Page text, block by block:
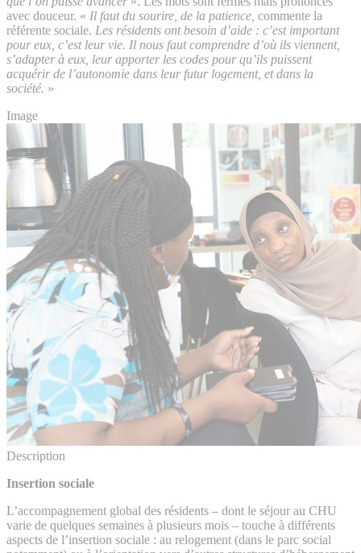
avec douceur. « Il faut du sourire, de la patience, commente la
référente sociale. Les résidents ont besoin d’aide : c’est important
pour eux, c’est leur vie. Il nous faut comprendre d’où ils viennent,
s’adapter à eux, leur apporter les codes pour qu’ils puissent
acquérir de l’autonomie dans leur futur logement, et dans la
société. »
Image
Description
Insertion sociale
L’accompagnement global des résidents – dont le séjour au CHU
varie de quelques semaines à plusieurs mois – touche à différents
aspects de l’insertion sociale : au relogement (dans le parc social